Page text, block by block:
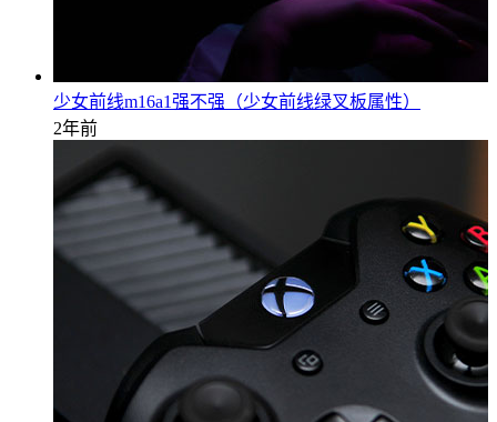
少女前线m16a1强不强（少女前线绿叉板属性）
2年前